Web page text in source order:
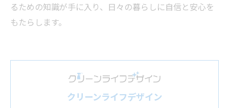
るための知識が手に入り、日々の暮らしに自信と安心を
もたらします。
クリーンライフデザイン